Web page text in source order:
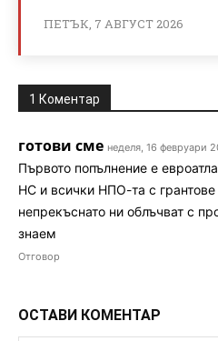
ПЕТЪК, 7 АВГУСТ 2026
1 Коментар
готови сме неделя, 16 февруари
Първото попълнение е
НС и всички НПО-та с
непрекъснато ни облъчват с
знаем
Отговор
ОСТАВИ КОМЕНТАР